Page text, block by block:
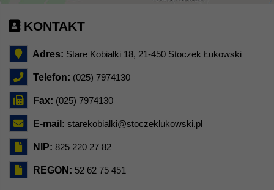
KONTAKT
Adres: Stare Kobiałki 18, 21-450 Stoczek Łukowski
Telefon: (025) 7974130
Fax: (025) 7974130
E-mail: starekobialki@stoczeklukowski.pl
NIP: 825 220 27 82
REGON: 52 62 75 451